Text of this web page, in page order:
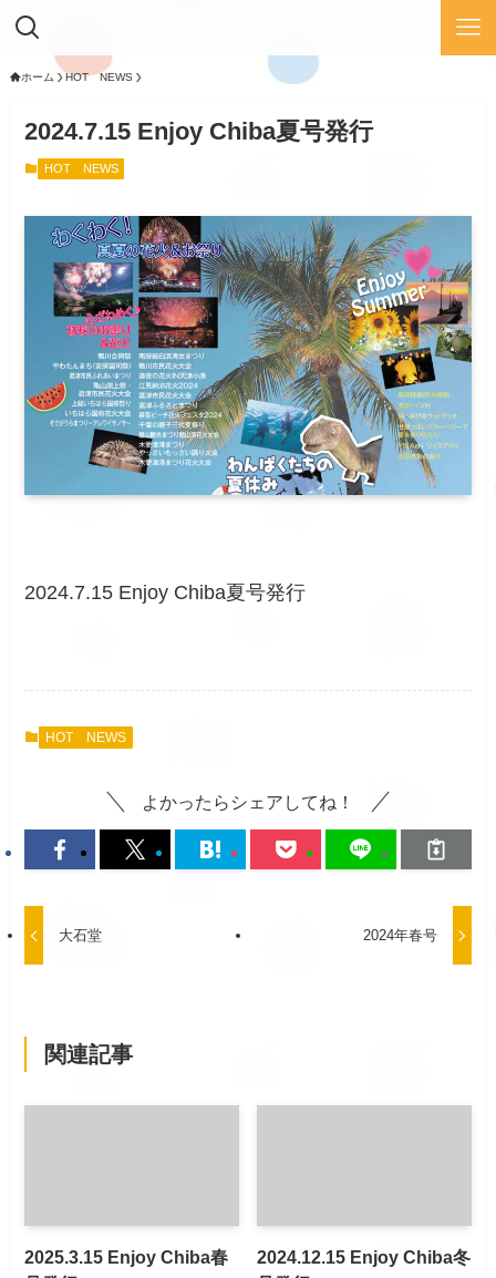
ホーム HOT NEWS
2024.7.15 Enjoy Chiba夏号発行
HOT NEWS
2024.7.15 Enjoy Chiba夏号発行
HOT NEWS
よかったらシェアしてね！
大石堂 2024年春号
関連記事
2025.3.15 Enjoy Chiba春
2024.12.15 Enjoy Chiba冬